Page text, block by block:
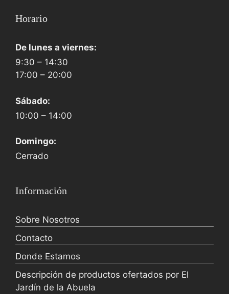
Horario
De lunes a viernes:
9:30 – 14:30
17:00 – 20:00
Sábado:
10:00 – 14:00
Domingo:
Cerrado
Información
Sobre Nosotros
Contacto
Donde Estamos
Descripción de productos ofertados por El
Jardín de la Abuela